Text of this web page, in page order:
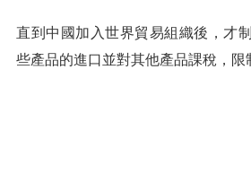
直到中國加入世界貿易組織後，才
些產品的進口並對其他產品課稅，限